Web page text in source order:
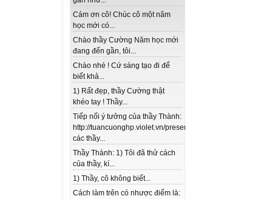
Cám ơn cô! Chúc cô một năm
học mới có...
Chào thầy Cường Năm học mới
đang đến gần, tôi...
Chào nhé ! Cứ sáng tạo đi để
biết khả...
1) Rất đẹp, thầy Cường thật
khéo tay ! Thầy...
Tiếp nối ý tưởng của thầy Thành:
http://tuancuonghp.violet.vn/present/show/entry_id/
các thầy...
Thầy Thành: 1) Tôi đã thử cách
của thầy, kí...
1) Thầy, cô không biết...
Cách làm trên có nhược điểm là: